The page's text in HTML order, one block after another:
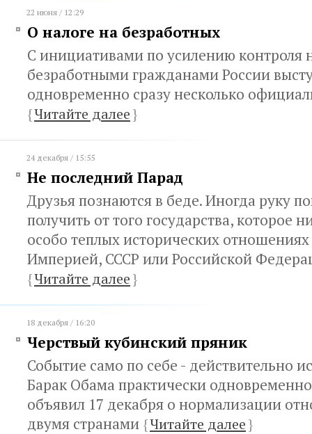
22 июня / 12:29
О налоге на безработных
С инициативами по усилению контроля
безработными гражданами России
одновременно сразу несколько
{Читайте далее}
24 декабря / 15:55
Не последний Парад
Друзья познаются в беде. Иногда руку
получить от того государства, которое
особо теплых исторических отношениях
Империей, СССР или Российской
{Читайте далее}
18 декабря / 16:20
Черствый кубинский пряник
Событие само по себе - действительно
Барак Обама практически
объявил 17 декабря о нормализации
двумя странами {Читайте далее}